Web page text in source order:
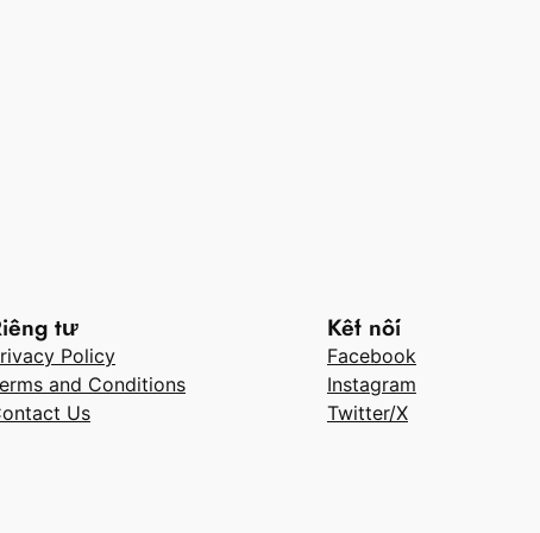
tư
Policy
and Conditions
Us
Kết nối
Facebook
Instagram
Twitter/X